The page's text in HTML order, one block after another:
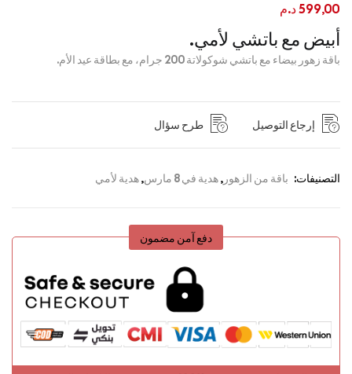
أبيض مع باتشي لأمي.
599,00د.م
باقة زهور بيضاء مع باتشي شوكولاتة 200 جرام، مع بطاقة عيد الأم.
إرجاع التوصيل طرح سؤال
التصنيفات: باقة من الزهور ,هدية في 8 مارس ,هدية لأمي
دفع آمن مضمون